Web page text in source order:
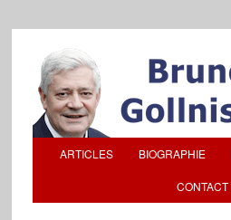
ARTICLES BIOGRAPHIE
CONTACT